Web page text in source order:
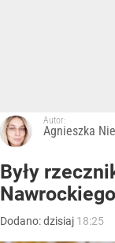
Autor:
Agnieszka
Były
Dodano:dzisiaj 18:25